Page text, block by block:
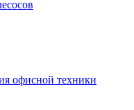
офисной техники